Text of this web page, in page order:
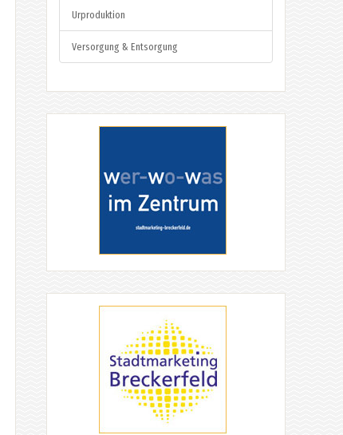
Urproduktion
Versorgung & Entsorgung